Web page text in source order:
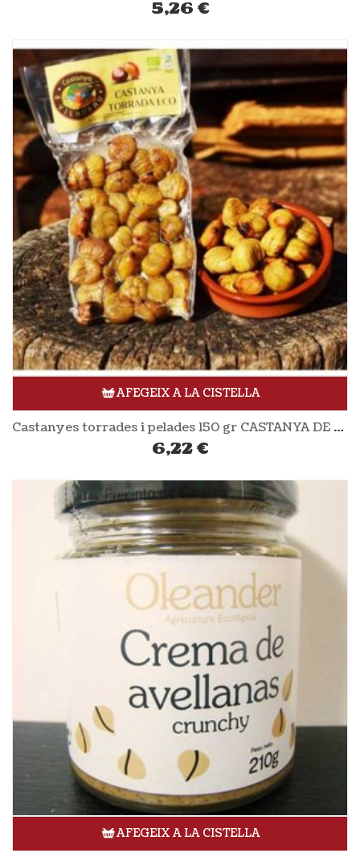
5,26 €
AFEGEIX A LA CISTELLA
Castanyes torrades i pelades 150 gr CASTANYA DE VILADRAU
6,22€
AFEGEIX A LA CISTELLA